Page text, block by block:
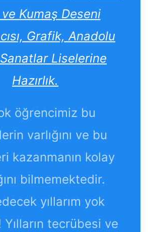
Kumaş Deseni
Grafik, Anadolu
Liselerine
Hazırlık.
öğrencimiz bu
varlığını ve bu
kazanmanın kolay
bilmemektedir.
yıllarım yok
tecrübesi ve